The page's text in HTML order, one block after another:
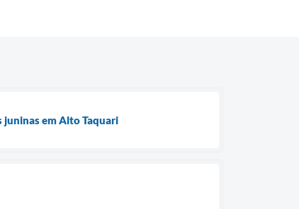
juninas em Alto Taquari